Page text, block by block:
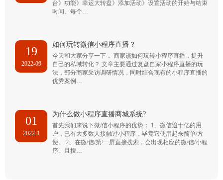
台》功能》幸运大转盘》添加活动》设置活动的开始与结束
时间、每个…
19
2022-09
如何玩转微信小程序直播？
今天和大家分享一下， 商家该如何玩转小程序直播，提升
自己的私域转化？ 文章主要通过复盘自家小程序直播的玩
法，部分商家采访调研情况，同时结合现有的小程序直播的
优秀案例…
01
2022-1
为什么做小程序直播商城系统?
首先我们来说下微/信小程序的优势： 1、微信逾十亿的用
户，已有大多数人接触过小程序，毕竟它使用起来简单/方
便。 2、在微/信/第/一屏直接搜索，会出现相应的微/信/小程
序。且搜…